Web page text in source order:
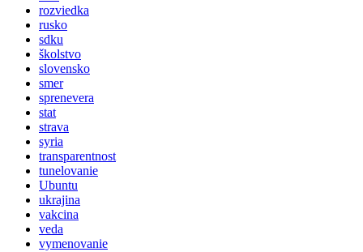
rozviedka
rusko
sdku
školstvo
slovensko
smer
sprenevera
stat
strava
syria
transparentnost
tunelovanie
Ubuntu
ukrajina
vakcina
veda
vymenovanie